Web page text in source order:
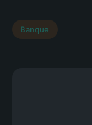
Banque